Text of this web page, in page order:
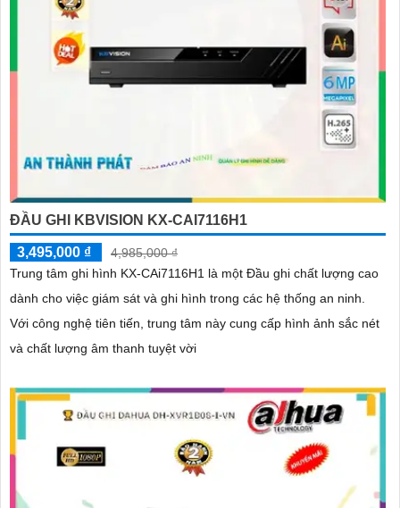
ĐẦU GHI KBVISION KX-CAI7116H1
3,495,000 ₫
4,985,000 ₫
Trung tâm ghi hình KX-CAi7116H1 là một Đầu ghi chất lượng cao
dành cho việc giám sát và ghi hình trong các hệ thống an ninh.
Với công nghệ tiên tiến, trung tâm này cung cấp hình ảnh sắc nét
và chất lượng âm thanh tuyệt vời